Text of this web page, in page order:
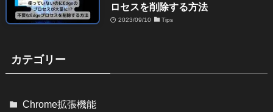
ロセスを削除する方法
2023/09/10 Tips
カテゴリー
Chrome拡張機能